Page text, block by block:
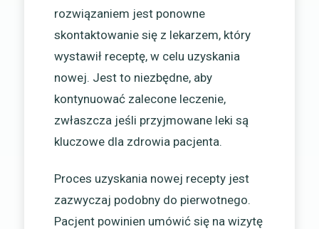
rozwiązaniem jest ponowne
skontaktowanie się z lekarzem, który
wystawił receptę, w celu uzyskania
nowej. Jest to niezbędne, aby
kontynuować zalecone leczenie,
zwłaszcza jeśli przyjmowane leki są
kluczowe dla zdrowia pacjenta.
Proces uzyskania nowej recepty jest
zazwyczaj podobny do pierwotnego.
Pacjent powinien umówić się na wizytę